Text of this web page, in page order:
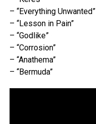
– “Everything Unwanted”
– “Lesson in Pain”
– “Godlike”
– “Corrosion”
– “Anathema”
– “Bermuda”